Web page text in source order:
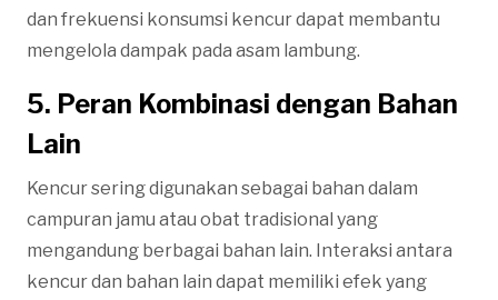
dan frekuensi konsumsi kencur dapat membantu
mengelola dampak pada asam lambung.
5. Peran Kombinasi dengan Bahan
Lain
Kencur sering digunakan sebagai bahan dalam
campuran jamu atau obat tradisional yang
mengandung berbagai bahan lain. Interaksi antara
kencur dan bahan lain dapat memiliki efek yang